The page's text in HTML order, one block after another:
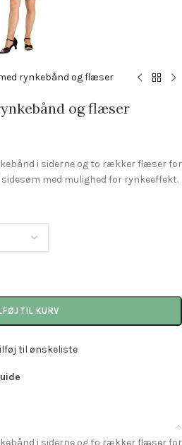
rynkebånd og flæser
og flæser
i siderne og to rækker flæser for
med mulighed for rynkeeffekt.
TIL KURV
til ønskeliste
i siderne og to rækker flæser for